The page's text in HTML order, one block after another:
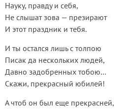
Науку, правду и себя,
Не слышат зова — презирают
И этот праздник и тебя.
И ты остался лишь с толпою
Писак да нескольких людей,
Давно задобренных тобою…
Скажи, прекрасный юбилей!
А чтоб он был еще прекрасней,